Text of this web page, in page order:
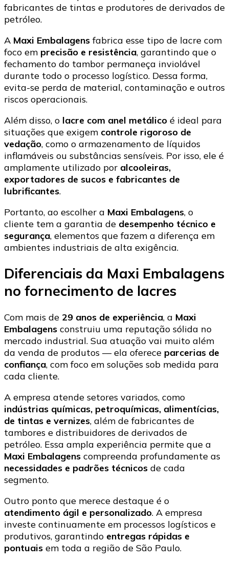
fabricantes de tintas e produtores de derivados de
petróleo.
A Maxi Embalagensfabrica esse tipo de lacre com
foco em precisão e resistência, garantindo que o
fechamento do tambor permaneça inviolável
durante todo o processo logístico. Dessa forma,
evita-se perda de material, contaminação e outros
riscos operacionais.
Além disso, o lacre com anel metálico é ideal para
situações que exigem controle rigoroso de
vedação, como o armazenamento de líquidos
inflamáveis ou substâncias sensíveis. Por isso, ele é
amplamente utilizado por alcooleiras,
exportadores de sucos e fabricantes de
lubrificantes.
Portanto, ao escolher a Maxi Embalagens, o
cliente tem a garantia de desempenho técnico e
segurança, elementos que fazem a diferença em
ambientes industriais de alta exigência.
Diferenciais da Maxi Embalagens
no fornecimento de lacres
Com mais de 29 anos de experiência, a Maxi
Embalagens construiu uma reputação sólida no
mercado industrial. Sua atuação vai muito além
da venda de produtos — ela oferece parcerias de
confiança, com foco em soluções sob medida para
cada cliente.
A empresa atende setores variados, como
indústrias químicas, petroquímicas, alimentícias,
de tintas e vernizes, além de fabricantes de
tambores e distribuidores de derivados de
petróleo. Essa ampla experiência permite que a
Maxi Embalagens compreenda profundamente as
necessidades e padrões técnicos de cada
segmento.
Outro ponto que merece destaque é o
atendimento ágil e personalizado. A empresa
investe continuamente em processos logísticos e
produtivos, garantindo entregas rápidas e
pontuais em toda a região de São Paulo.